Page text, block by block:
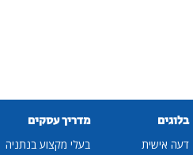
בלוגים
דעה אישית
מדריך עסקים
בעלי מקצוע בנתניה